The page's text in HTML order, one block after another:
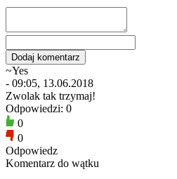
~Yes
- 09:05, 13.06.2018
Zwolak tak trzymaj!
Odpowiedzi: 0
0
0
Odpowiedz
Komentarz do wątku